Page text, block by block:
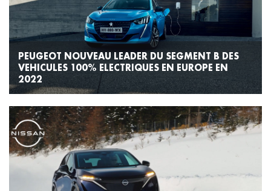
PEUGEOT NOUVEAU LEADER DU SEGMENT B DES
VEHICULES 100% ELECTRIQUES EN EUROPE EN
2022